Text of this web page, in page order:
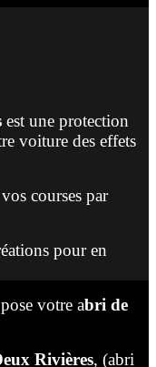
est une protection
voiture des effets
courses par
pour en
votre abri de
Rivières, (abri